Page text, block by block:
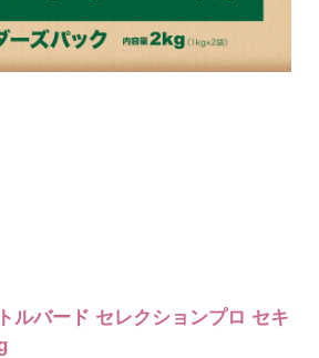
ルバード セレクションプロ セキ